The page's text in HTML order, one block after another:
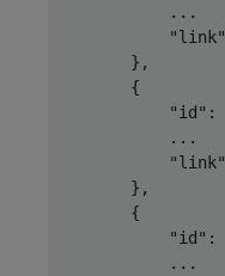
            ...
"link"
        },
        {
"id" :
            ...
"link"
        },
        {
"id" :
            ...